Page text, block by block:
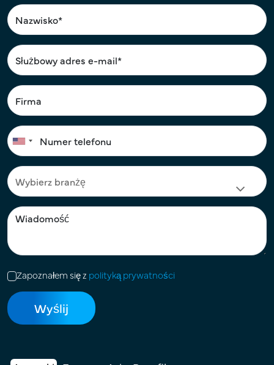
Zapoznałem się z polityką prywatności